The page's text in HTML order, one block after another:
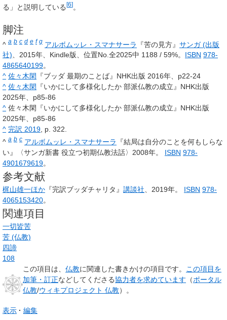
る」と説明している[6]
脚注
^ a b c d e f g アルボムッレ・スマナサーラ 『苦の見方』 サンガ (出版
社)、2015年、Kindle版、位置No.全2025中 1188 / 59%。 ISBN 978-
4865640199。
^ 佐々木閑
『ブッダ 最期のことば』NHK出版 2016年、p22-24
^ 佐々木閑
『いかにして多様化したか 部派仏教の成立』NHK出版
2025年、p85-86
^ 佐々木閑『いかにして多様化したか 部派仏教の成立』NHK出版
2025年、p85-86
^ 完訳 2019, p. 322.
^ a b c アルボムッレ・スマナサーラ
『結局は自分のことを何もしらな
い』〈サンガ新書 役立つ初期仏教法話〉2008年。 ISBN 978-
4901679619。
参考文献
梶山雄一ほか 『完訳ブッダチャリタ』 講談社 、2019年。 ISBN 978-
4065153420。
関連項目
一切皆苦
苦 (仏教)
四諦
108
この項目は、 仏教に関連した書きかけの項目 です。
この項目を
加筆・訂正などしてくださる協力者を求めています （ポータル
仏教/ウィキプロジェクト 仏教）。
表示 編集